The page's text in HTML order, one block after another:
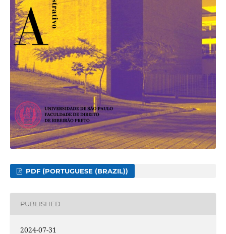
PDF (PORTUGUESE (BRAZIL))
PUBLISHED
2024-07-31